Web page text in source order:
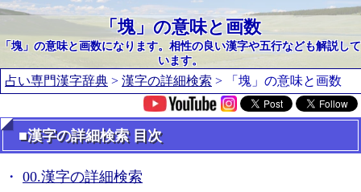
「塊」の意味と画数
「塊」の意味と画数になります。相性の良い漢字や五行なども解説して
います。
占い専門漢字辞典 > 漢字の詳細検索 > 「塊」の意味と画数
■漢字の詳細検索 目次
00.漢字の詳細検索